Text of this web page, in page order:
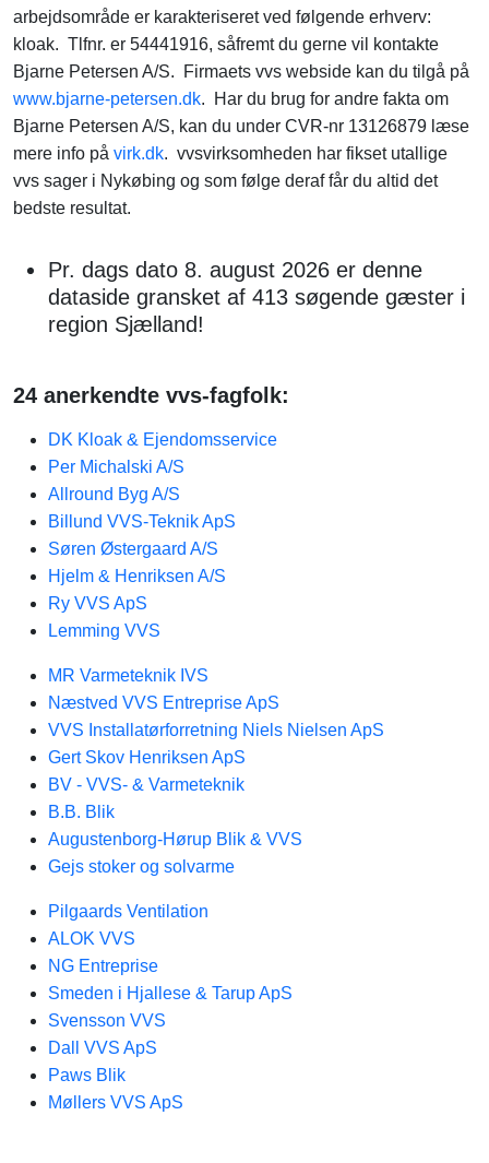
arbejdsområde er karakteriseret ved følgende erhverv:
kloak. Tlfnr. er 54441916, såfremt du gerne vil kontakte
Bjarne Petersen A/S. Firmaets vvs webside kan du tilgå på
www.bjarne-petersen.dk. Har du brug for andre fakta om
Bjarne Petersen A/S, kan du under CVR-nr 13126879 læse
mere info på virk.dk. vvsvirksomheden har fikset utallige
vvs sager i Nykøbing og som følge deraf får du altid det
bedste resultat.
Pr. dags dato 8. august 2026 er denne
dataside gransket af 413 søgende gæster i
region Sjælland!
24 anerkendte vvs-fagfolk:
DK Kloak & Ejendomsservice
Per Michalski A/S
Allround Byg A/S
Billund VVS-Teknik ApS
Søren Østergaard A/S
Hjelm & Henriksen A/S
Ry VVS ApS
Lemming VVS
MR Varmeteknik IVS
Næstved VVS Entreprise ApS
VVS Installatørforretning Niels Nielsen ApS
Gert Skov Henriksen ApS
BV - VVS- & Varmeteknik
B.B. Blik
Augustenborg-Hørup Blik & VVS
Gejs stoker og solvarme
Pilgaards Ventilation
ALOK VVS
NG Entreprise
Smeden i Hjallese & Tarup ApS
Svensson VVS
Dall VVS ApS
Paws Blik
Møllers VVS ApS